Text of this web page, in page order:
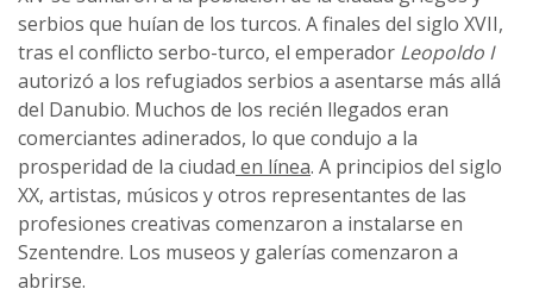
serbios que huían de los turcos. A finales del siglo XVII,
tras el conflicto serbo-turco, el emperador Leopoldo I
autorizó a los refugiados serbios a asentarse más allá
del Danubio. Muchos de los recién llegados eran
comerciantes adinerados, lo que condujo a la
prosperidad de la ciudad en línea. A principios del siglo
XX, artistas, músicos y otros representantes de las
profesiones creativas comenzaron a instalarse en
Szentendre. Los museos y galerías comenzaron a
abrirse.